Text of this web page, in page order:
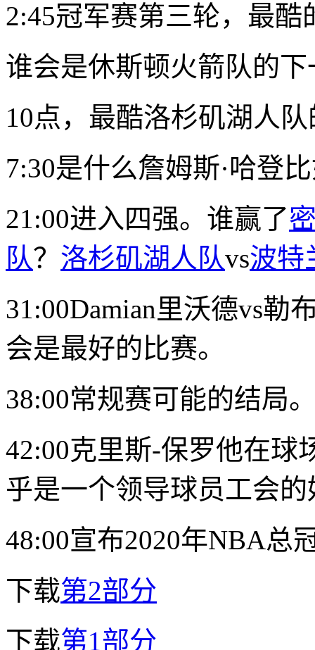
2:45冠军赛第三轮，最酷
谁会是休斯顿火箭队的下
10点，最酷洛杉矶湖人
7:30是什么詹姆斯·哈登
21:00进入四强。谁赢了
队？ 洛杉矶湖人队vs波特
31:00Damian里沃德vs勒
会是最好的比赛。
38:00常规赛可能的结局
42:00克里斯-保罗他在球
乎是一个领导球员工会的
48:00宣布2020年NBA总
下载第2部分
下载第1部分